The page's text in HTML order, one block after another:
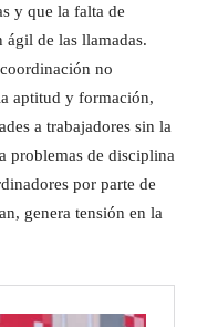
y que la falta de
de las llamadas.
no
aptitud y formación,
a trabajadores sin la
problemas de disciplina
por parte de
genera tensión en la